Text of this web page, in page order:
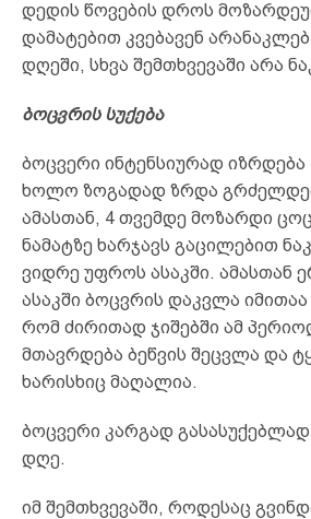
დედის წოვების დროს
დამატებით კვებავენ
დღეში, სხვა შემთხვევაში არა
ბოცვრის სუქება
ბოცვერი ინტენსიურად იზრდება
ხოლო ზოგადად ზრდა
ამასთან, 4 თვემდე მოზარდი
ნამატზე ხარჯავს გაცილებით
ვიდრე უფროს ასაკში. ამასთან
ასაკში ბოცვრის დაკვლა
რომ ძირითად ჯიშებში ამ
მთავრდება ბეწვის შეცვლა და
ხარისხიც მაღალია.
ბოცვერი კარგად გასასუქებლად
დღე.
იმ შემთხვევაში, როდესაც